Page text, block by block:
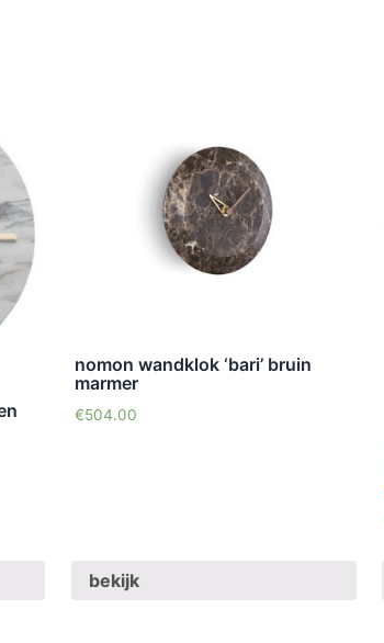
nomon wandklok ‘bari’ bruin
marmer
€504.00
bekijk